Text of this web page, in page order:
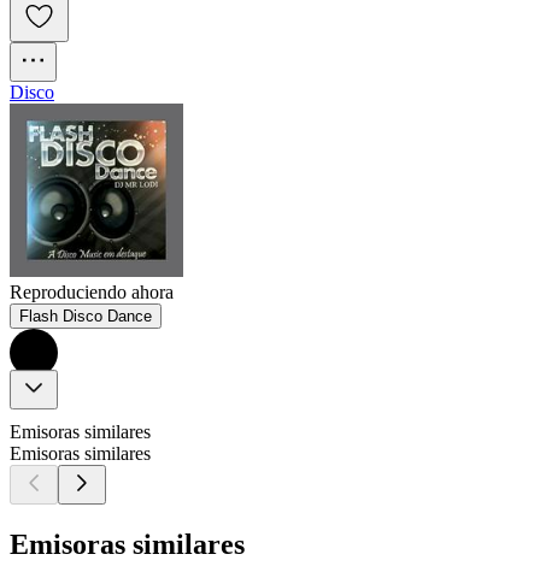
Disco
Reproduciendo ahora
Flash Disco Dance
Emisoras similares
Emisoras similares
Emisoras similares